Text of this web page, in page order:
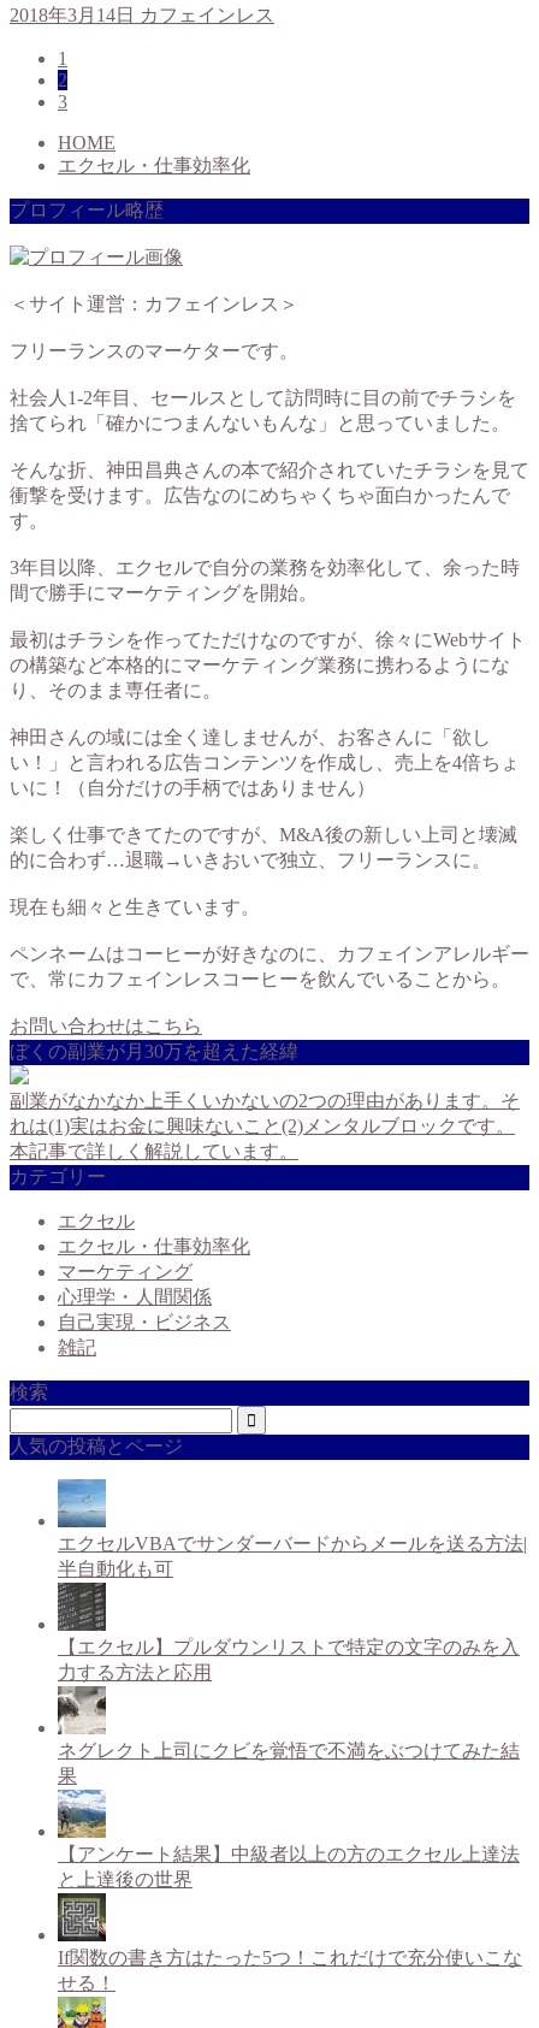
2018年3月14日 カフェインレス
1
2
3
HOME
エクセル・仕事効率化
プロフィール略歴
＜サイト運営：カフェインレス＞
フリーランスのマーケターです。
社会人1-2年目、セールスとして訪問時に目の前でチラシを
捨てられ「確かにつまんないもんな」と思っていました。
そんな折、神田昌典さんの本で紹介されていたチラシを見て
衝撃を受けます。広告なのにめちゃくちゃ面白かったんで
す。
3年目以降、エクセルで自分の業務を効率化して、余った時
間で勝手にマーケティングを開始。
最初はチラシを作ってただけなのですが、徐々にWebサイト
の構築など本格的にマーケティング業務に携わるようにな
り、そのまま専任者に。
神田さんの域には全く達しませんが、お客さんに「欲し
い！」と言われる広告コンテンツを作成し、売上を4倍ちょ
いに！（自分だけの手柄ではありません）
楽しく仕事できてたのですが、M&A後の新しい上司と壊滅
的に合わず…退職→いきおいで独立、フリーランスに。
現在も細々と生きています。
ペンネームはコーヒーが好きなのに、カフェインアレルギー
で、常にカフェインレスコーヒーを飲んでいることから。
お問い合わせはこちら
ぼくの副業が月30万を超えた経緯
副業がなかなか上手くいかないの2つの理由があります。そ
れは(1)実はお金に興味ないこと(2)メンタルブロックです。
本記事で詳しく解説しています。
カテゴリー
エクセル
エクセル・仕事効率化
マーケティング
心理学・人間関係
自己実現・ビジネス
雑記
検索
人気の投稿とページ
エクセルVBAでサンダーバードからメールを送る方法|
半自動化も可
【エクセル】プルダウンリストで特定の文字のみを入
力する方法と応用
ネグレクト上司にクビを覚悟で不満をぶつけてみた結
果
【アンケート結果】中級者以上の方のエクセル上達法
と上達後の世界
If関数の書き方はたった5つ！これだけで充分使いこな
せる！